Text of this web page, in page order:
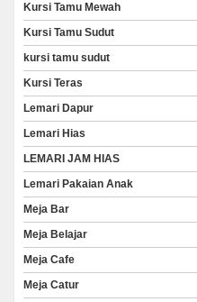
Kursi Tamu Mewah
Kursi Tamu Sudut
kursi tamu sudut
Kursi Teras
Lemari Dapur
Lemari Hias
LEMARI JAM HIAS
Lemari Pakaian Anak
Meja Bar
Meja Belajar
Meja Cafe
Meja Catur